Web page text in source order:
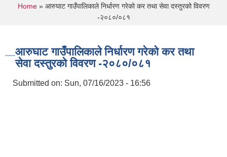
You are here
Home» आरुघाट गाउँपालिकाले निर्धारण गरेको कर तथा सेवा दस्तुरको विवरण
-२०८०/०८१
आरुघाट गाउँपालिकाले निर्धारण गरेको कर तथा
सेवा दस्तुरको विवरण -२०८०/०८१
Submitted on: Sun, 07/16/2023 - 16:56